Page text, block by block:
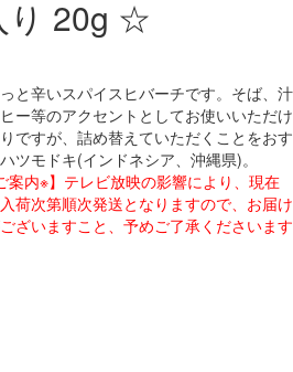
り 20g ☆
と辛いスパイスヒバーチです。そば、汁
ー等のアクセントとしてお使いいただけ
ですが、詰め替えていただくことをおす
ツモドキ(インドネシア、沖縄県)。
案内※】テレビ放映の影響により、現在
荷次第順次発送となりますので、お届け
ざいますこと、予めご了承くださいます